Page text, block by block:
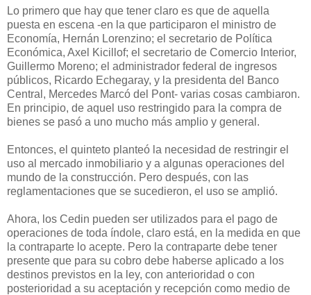
Lo primero que hay que tener claro es que de aquella
puesta en escena -en la que participaron el ministro de
Economía, Hernán Lorenzino; el secretario de Política
Económica, Axel Kicillof; el secretario de Comercio Interior,
Guillermo Moreno; el administrador federal de ingresos
públicos, Ricardo Echegaray, y la presidenta del Banco
Central, Mercedes Marcó del Pont- varias cosas cambiaron.
En principio, de aquel uso restringido para la compra de
bienes se pasó a uno mucho más amplio y general.
Entonces, el quinteto planteó la necesidad de restringir el
uso al mercado inmobiliario y a algunas operaciones del
mundo de la construcción. Pero después, con las
reglamentaciones que se sucedieron, el uso se amplió.
Ahora, los Cedin pueden ser utilizados para el pago de
operaciones de toda índole, claro está, en la medida en que
la contraparte lo acepte. Pero la contraparte debe tener
presente que para su cobro debe haberse aplicado a los
destinos previstos en la ley, con anterioridad o con
posterioridad a su aceptación y recepción como medio de